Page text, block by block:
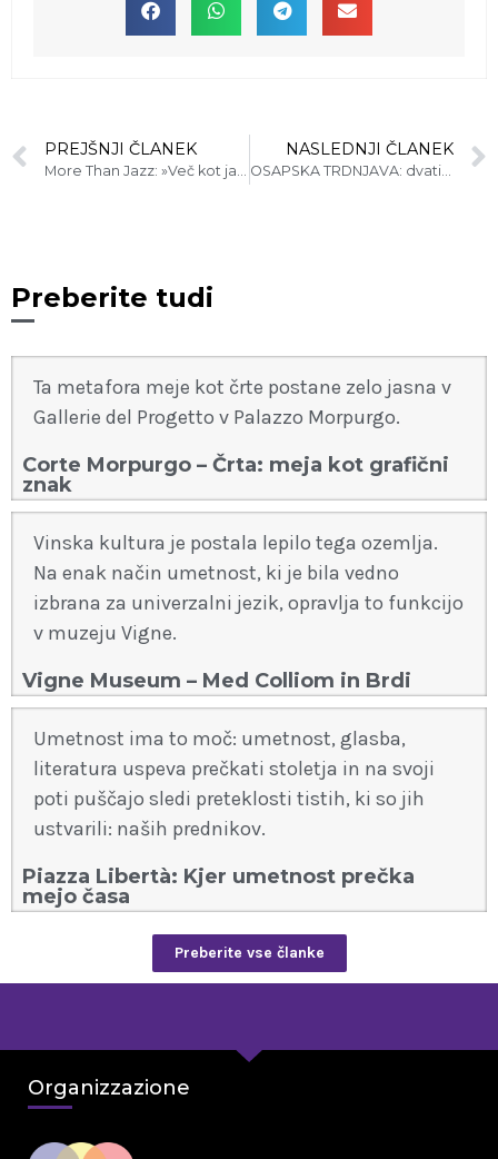
PREJŠNJI ČLANEK
More Than Jazz: »Več kot jazz«, vključno z razstavami, muzeji in naravnimi parki
NASLEDNJI ČLANEK
OSAPSKA TRDNJAVA: dvatisočletno skrito bogastvo med friulanskimi gorami
Preberite tudi
Ta metafora meje kot črte postane zelo jasna v
Gallerie del Progetto v Palazzo Morpurgo.
Corte Morpurgo – Črta: meja kot grafični
znak
Vinska kultura je postala lepilo tega ozemlja.
Na enak način umetnost, ki je bila vedno
izbrana za univerzalni jezik, opravlja to funkcijo
v muzeju Vigne.
Vigne Museum – Med Colliom in Brdi
Umetnost ima to moč: umetnost, glasba,
literatura uspeva prečkati stoletja in na svoji
poti puščajo sledi preteklosti tistih, ki so jih
ustvarili: naših prednikov.
Piazza Libertà: Kjer umetnost prečka
mejo časa
Preberite vse članke
Organizzazione